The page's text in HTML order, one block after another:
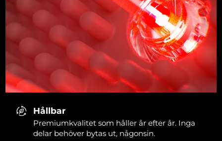
Hållbar
Premiumkvalitet som håller år efter år. Inga
delar behöver bytas ut, någonsin.